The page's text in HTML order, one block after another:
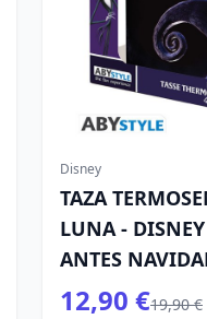
Disney
TAZA
LUNA -
ANTES
12,90 €19,90 €